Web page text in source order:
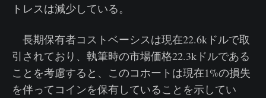
トレスは減少している。
長期保有者コストベーシスは現在22.6kドルで取
引されており、執筆時の市場価格22.3kドルである
ことを考慮すると、このコホートは現在1%の損失
を伴ってコインを保有していることを示してい